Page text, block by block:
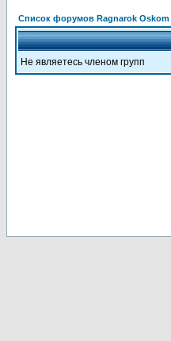
Список форумов Ragnarok Oskom
Не являетесь членом групп